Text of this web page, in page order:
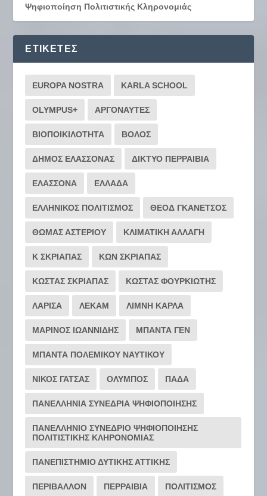
Ψηφιοποίηση Πολιτιστικής Κληρονομιάς
ΕΤΙΚΈΤΕΣ
EUROPA NOSTRA KARLA SCHOOL
OLYMPUS+ ΑΡΓΟΝΑΥΤΕΣ
ΒΙΟΠΟΙΚΙΛΟΤΗΤΑ ΒΟΛΟΣ
ΔΗΜΟΣ ΕΛΑΣΣΟΝΑΣ ΔΙΚΤΥΟ ΠΕΡΡΑΙΒΙΑ
ΕΛΑΣΣΟΝΑ ΕΛΛΑΔΑ
ΕΛΛΗΝΙΚΟΣ ΠΟΛΙΤΙΣΜΟΣ ΘΕΟΔ ΓΚΑΝΕΤΣΟΣ
ΘΩΜΑΣ ΑΣΤΕΡΙΟΥ ΚΛΙΜΑΤΙΚΗ ΑΛΛΑΓΗ
Κ ΣΚΡΙΑΠΑΣ ΚΩΝ ΣΚΡΙΑΠΑΣ
ΚΩΣΤΑΣ ΣΚΡΙΑΠΑΣ ΚΩΣΤΑΣ ΦΟΥΡΚΙΩΤΗΣ
ΛΑΡΙΣΑ ΛΕΚΑΜ ΛΙΜΝΗ ΚΑΡΛΑ
ΜΑΡΙΝΟΣ ΙΩΑΝΝΙΔΗΣ ΜΠΑΝΤΑ ΓΕΝ
ΜΠΑΝΤΑ ΠΟΛΕΜΙΚΟΥ ΝΑΥΤΙΚΟΥ
ΝΙΚΟΣ ΓΑΤΣΑΣ ΟΛΥΜΠΟΣ ΠΑΔΑ
ΠΑΝΕΛΛΗΝΙΑ ΣΥΝΕΔΡΙΑ ΨΗΦΙΟΠΟΙΗΣΗΣ
ΠΑΝΕΛΛΗΝΙΟ ΣΥΝΕΔΡΙΟ ΨΗΦΙΟΠΟΙΗΣΗΣ
ΠΟΛΙΤΙΣΤΙΚΗΣ ΚΛΗΡΟΝΟΜΙΑΣ
ΠΑΝΕΠΙΣΤΗΜΙΟ ΔΥΤΙΚΗΣ ΑΤΤΙΚΗΣ
ΠΕΡΙΒΑΛΛΟΝ ΠΕΡΡΑΙΒΙΑ ΠΟΛΙΤΙΣΜΟΣ